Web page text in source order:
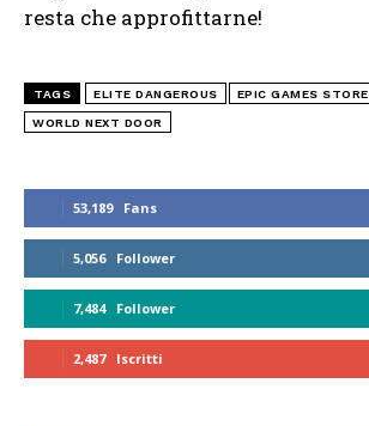
53,189 Fans
5,056 Follower
7,484 Follower
2,487 Iscritti
resta che approfittarne!
TAGS ELITE DANGEROUS EPIC GAMES STORE
WORLD NEXT DOOR